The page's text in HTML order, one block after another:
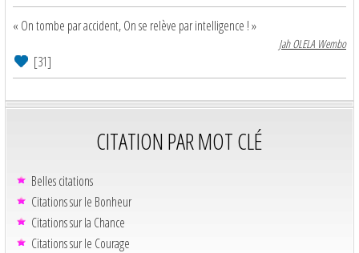
« On tombe par accident, On se relève par intelligence ! »
Jah OLELA Wembo
[31]
CITATION PAR MOT CLÉ
Belles citations
Citations sur le Bonheur
Citations sur la Chance
Citations sur le Courage